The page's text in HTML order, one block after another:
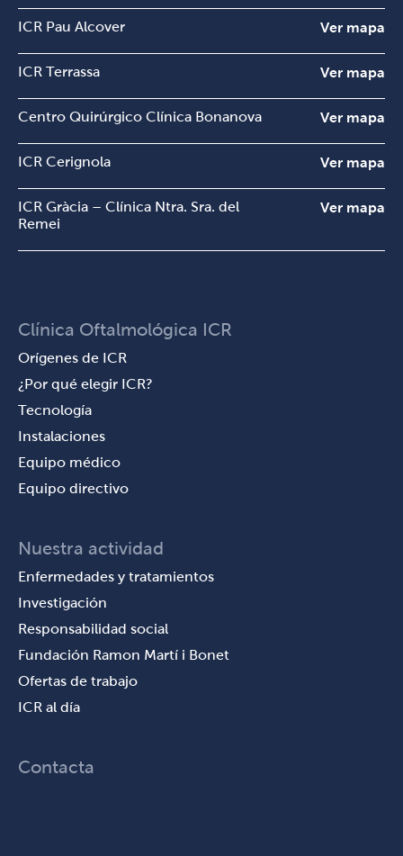
ICR Pau Alcover Ver mapa
ICR Terrassa Ver mapa
Centro Quirúrgico Clínica Bonanova Ver mapa
ICR Cerignola Ver mapa
ICR Gràcia – Clínica Ntra. Sra. del
Remei
Ver mapa
Clínica Oftalmológica ICR
Orígenes de ICR
¿Por qué elegir ICR?
Tecnología
Instalaciones
Equipo médico
Equipo directivo
Nuestra actividad
Enfermedades y tratamientos
Investigación
Responsabilidad social
Fundación Ramon Martí i Bonet
Ofertas de trabajo
ICR al día
Contacta